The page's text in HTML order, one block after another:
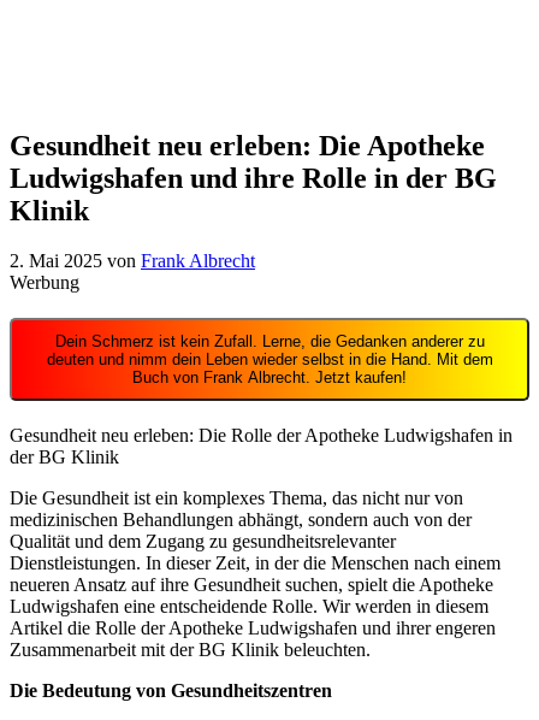
Gesundheit neu erleben: Die Apotheke
Ludwigshafen und ihre Rolle in der BG
Klinik
2. Mai 2025 von Frank Albrecht
Werbung
Dein Schmerz ist kein Zufall. Lerne, die Gedanken anderer zu
deuten und nimm dein Leben wieder selbst in die Hand. Mit dem
Buch von Frank Albrecht. Jetzt kaufen!
Gesundheit neu erleben: Die Rolle der Apotheke Ludwigshafen in
der BG Klinik
Die Gesundheit ist ein komplexes Thema, das nicht nur von
medizinischen Behandlungen abhängt, sondern auch von der
Qualität und dem Zugang zu gesundheitsrelevanter
Dienstleistungen. In dieser Zeit, in der die Menschen nach einem
neueren Ansatz auf ihre Gesundheit suchen, spielt die Apotheke
Ludwigshafen eine entscheidende Rolle. Wir werden in diesem
Artikel die Rolle der Apotheke Ludwigshafen und ihrer engeren
Zusammenarbeit mit der BG Klinik beleuchten.
Die Bedeutung von Gesundheitszentren